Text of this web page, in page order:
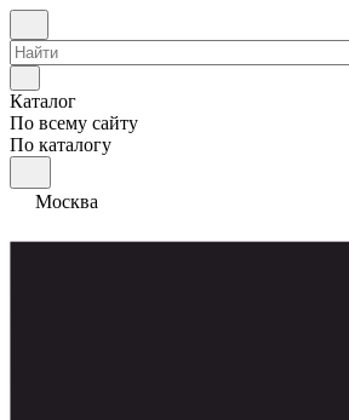
Каталог
По всему сайту
По каталогу
Москва